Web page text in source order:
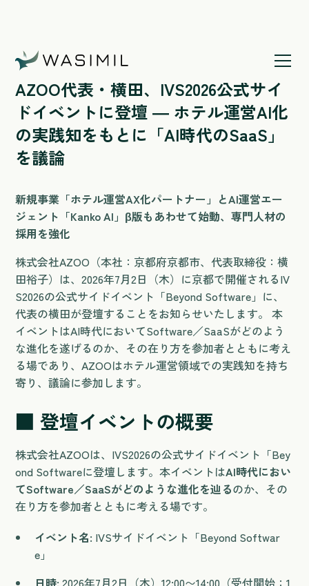
ホームページ/ AZOO代表・横田、IVS2026公式サイドイ
ベントに登壇 ― ホテル運営AI化の実践知
をもとに「AI時代のSaaS」を議論
AZOO代表・横田、IVS2026公式サイ
ドイベントに登壇 ― ホテル運営AI化
の実践知をもとに「AI時代のSaaS」
を議論
新規事業「ホテル運営AX化パートナー」とAI運営エー
ジェント「Kanko AI」β版もあわせて始動、専門人材の
採用を強化
株式会社AZOO（本社：京都府京都市、代表取締役：横
田裕子）は、2026年7月2日（木）に京都で開催されるIV
S2026の公式サイドイベント「Beyond Software」に、
代表の横田が登壇することをお知らせいたします。 本
イベントはAI時代においてSoftware／SaaSがどのよう
な進化を遂げるのか、その在り方を参加者とともに考え
る場であり、AZOOはホテル運営領域での実践知を持ち
寄り、議論に参加します。
■ 登壇イベントの概要
株式会社AZOOは、IVS2026の公式サイドイベント「Bey
ond Softwareに登壇します。本イベントはAI時代におい
てSoftware／SaaSがどのような進化を辿るのか、その
在り方を参加者とともに考える場です。
イベント名: IVSサイドイベント「Beyond Softwar
e」
日時: 2026年7月2日（木）12:00〜14:00（受付開始：1